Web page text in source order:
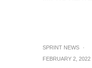
SPRINT NEWS
·
FEBRUARY 2, 2022